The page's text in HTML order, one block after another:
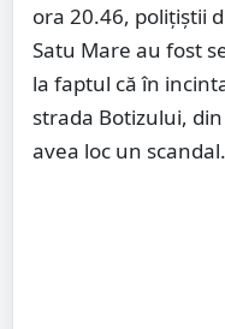
ora 20.46, polițiștii
Satu Mare au fost
la faptul că în
strada Botizului,
avea loc un scandal.